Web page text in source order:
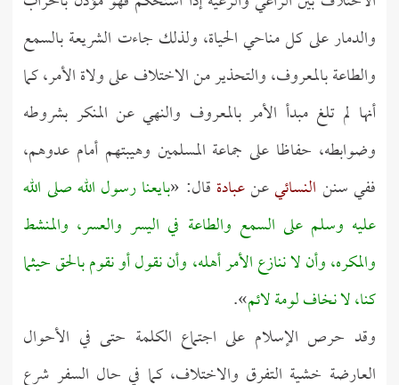
والدمار على كل مناحي الحياة، ولذلك جاءت الشريعة بالسمع
والطاعة بالمعروف، والتحذير من الاختلاف على ولاة الأمر، كما
أنها لم تلغ مبدأ الأمر بالمعروف والنهي عن المنكر بشروطه
وضوابطه، حفاظا على جماعة المسلمين وهيبتهم أمام عدوهم،
ففي سنن النسائيعنعبادة قال: «بايعنا رسول الله صلى الله
عليه وسلم على السمع والطاعة في اليسر والعسر، والمنشط
والمكره، وأن لا ننازع الأمر أهله، وأن نقول أو نقوم بالحق حيثما
كنا، لا نخاف لومة لائم».
وقد حرص الإسلام على اجتماع الكلمة حتى في الأحوال
العارضة خشية التفرق والاختلاف، كما في حال السفر شرع